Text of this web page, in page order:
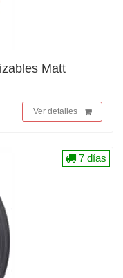
Matt
Ver detalles
7 días